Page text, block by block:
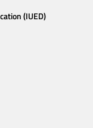
(IUED)